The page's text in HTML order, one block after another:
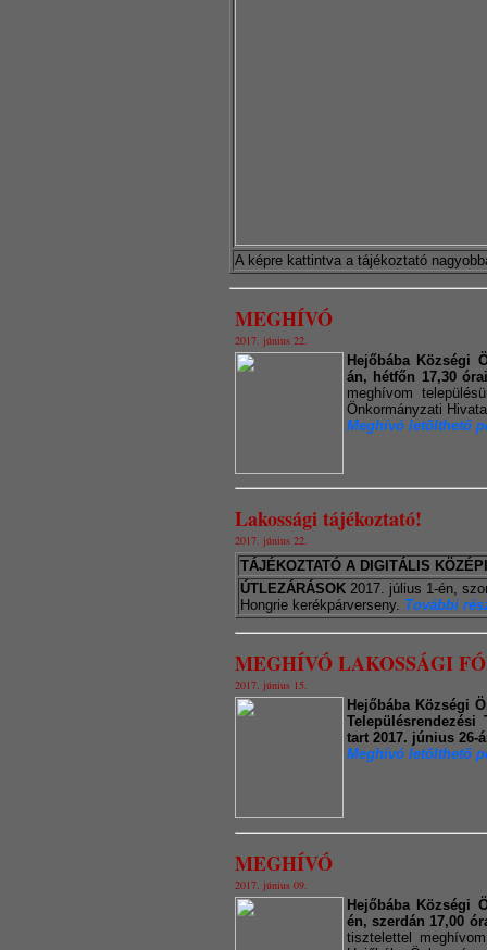
A képre kattintva a tájékoztató
MEGHÍVÓ
2017. június 22.
Hejőbába Községi
án, hétfőn 17,30
meghívom
Önkormányzati
Meghívó letölthető
Lakossági tájékoztató!
2017. június 22.
TÁJÉKOZTATÓ A DIGITÁLIS
ÚTLEZÁRÁSOK 2017. július 1-én,
Hongrie kerékpárverseny. További
MEGHÍVÓ LAKOSSÁGI
2017. június 15.
Hejőbába Községi
Településrendezési
tart 2017. június 26-
Meghívó letölthető
MEGHÍVÓ
2017. június 09.
Hejőbába Községi
én, szerdán 17,00
tisztelettel